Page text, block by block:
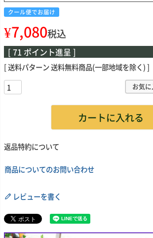
クール便でお届け
¥7,080税込
[ 71 ポイント進呈 ]
送料パターン送料無料商品(一部地域を除く)
お気
カートに入れる
返品特約について
商品についてのお問い合わせ
レビューを書く